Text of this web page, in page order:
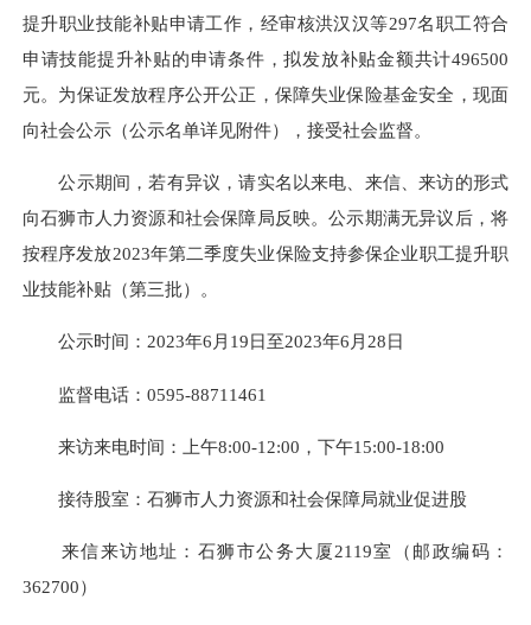
提升职业技能补贴申请工作，经审核洪汉汉等297名职工符合
申请技能提升补贴的申请条件，拟发放补贴金额共计496500
元。为保证发放程序公开公正，保障失业保险基金安全，现面
向社会公示（公示名单详见附件），接受社会监督。
公示期间，若有异议，请实名以来电、来信、来访的形式
向石狮市人力资源和社会保障局反映。公示期满无异议后，将
按程序发放2023年第二季度失业保险支持参保企业职工提升职
业技能补贴（第三批）。
公示时间：2023年6月19日至2023年6月28日
监督电话：0595-88711461
来访来电时间：上午8:00-12:00，下午15:00-18:00
接待股室：石狮市人力资源和社会保障局就业促进股
来信来访地址：石狮市公务大厦2119室（邮政编码：
362700）